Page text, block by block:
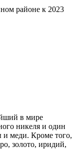
районе к 2023
в мире
никеля и один
и меди. Кроме того,
золото, иридий,